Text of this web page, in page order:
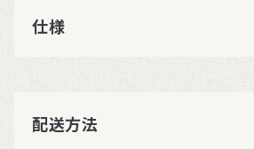
仕様
配送方法